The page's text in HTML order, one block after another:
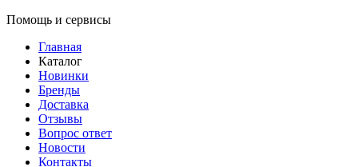
Помощь и сервисы
Главная
Каталог
Новинки
Бренды
Доставка
Отзывы
Вопрос ответ
Новости
Контакты